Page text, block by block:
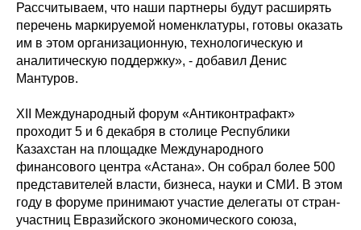
Рассчитываем, что наши партнеры будут расширять
перечень маркируемой номенклатуры, готовы оказать
им в этом организационную, технологическую и
аналитическую поддержку», - добавил Денис
Мантуров.
XII Международный форум «Антиконтрафакт»
проходит 5 и 6 декабря в столице Республики
Казахстан на площадке Международного
финансового центра «Астана». Он собрал более 500
представителей власти, бизнеса, науки и СМИ. В этом
году в форуме принимают участие делегаты от стран-
участниц Евразийского экономического союза,